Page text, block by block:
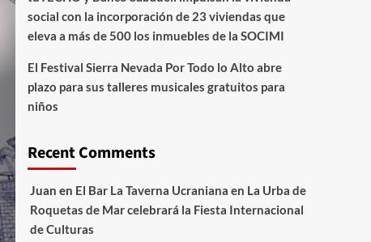
social con la incorporación de 23 viviendas que
eleva a más de 500 los inmuebles de la SOCIMI
El Festival Sierra Nevada Por Todo lo Alto abre
plazo para sus talleres musicales gratuitos para
niños
Recent Comments
Juan en El Bar La Taverna Ucraniana en La Urba de
Roquetas de Mar celebrará la Fiesta Internacional
de Culturas